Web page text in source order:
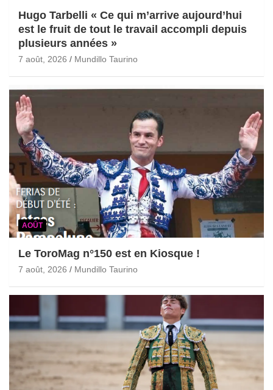
Hugo Tarbelli « Ce qui m’arrive aujourd’hui
est le fruit de tout le travail accompli depuis
plusieurs années »
7 août, 2026 Mundillo Taurino
AOÛT
Le ToroMag n°150 est en Kiosque !
7 août, 2026 Mundillo Taurino